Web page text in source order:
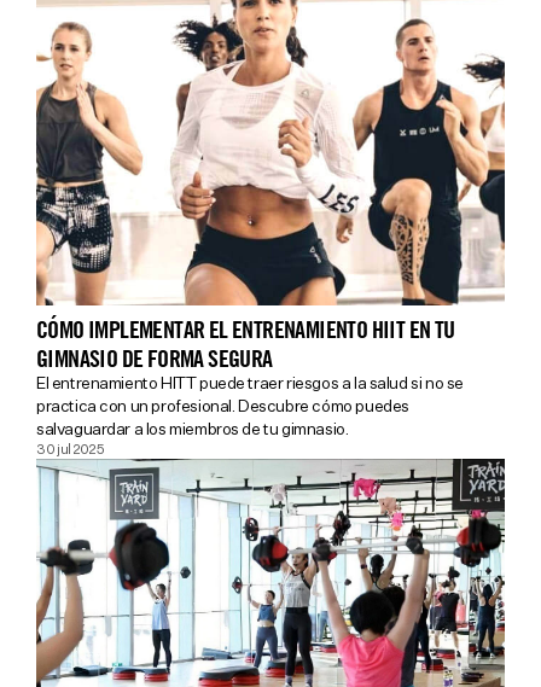
CÓMO IMPLEMENTAR EL ENTRENAMIENTO HIIT EN TU
GIMNASIO DE FORMA SEGURA
El entrenamiento HITT puede traer riesgos a la salud si no se
practica con un profesional. Descubre cómo puedes
salvaguardar a los miembros de tu gimnasio.
30 jul 2025